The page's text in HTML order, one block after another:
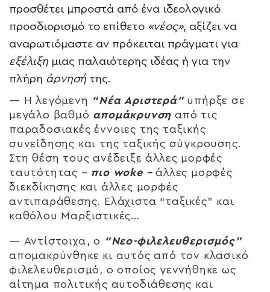
προσθέτει μπροστά από ένα ιδεολογικό
προσδιορισμό το επίθετο «νέος», αξίζει να
αναρωτιόμαστε αν πρόκειται πράγματι για
εξέλιξη μιας παλαιότερης ιδέας ή για την
πλήρη άρνησή της.
— Η λεγόμενη “Νέα Αριστερά”υπήρξε σε
μεγάλο βαθμό απομάκρυνση από τις
παραδοσιακές έννοιες της ταξικής
συνείδησης και της ταξικής σύγκρουσης.
Στη θέση τους ανέδειξε άλλες μορφές
ταυτότητας – πιο woke –άλλες μορφές
διεκδίκησης και άλλες μορφές
αντιπαράθεσης. Ελάχιστα “ταξικές” και
καθόλου Μαρξιστικές…
— Αντίστοιχα, ο
“Νεο-φιλελευθερισμός”
απομακρύνθηκε κι αυτός από τον κλασικό
φιλελευθερισμό, ο οποίος γεννήθηκε ως
αίτημα πολιτικής αυτοδιάθεσης και